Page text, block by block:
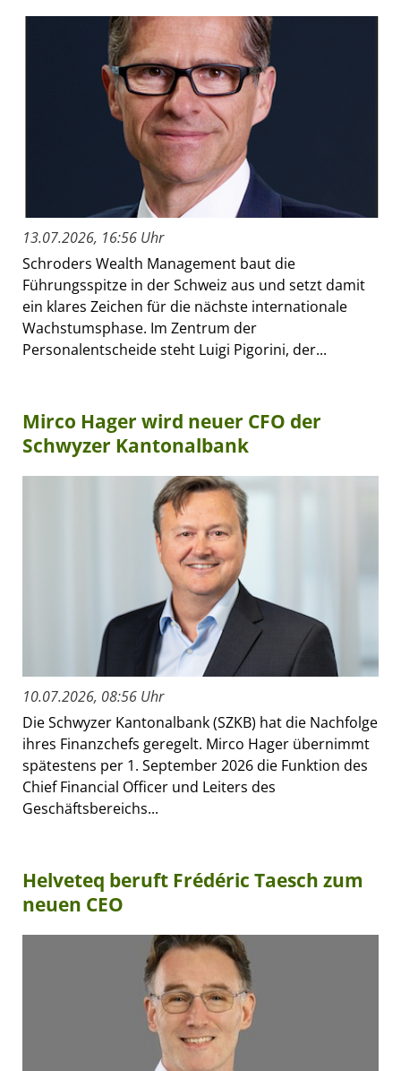
13.07.2026, 16:56 Uhr
Schroders Wealth Management baut die
Führungsspitze in der Schweiz aus und setzt damit
ein klares Zeichen für die nächste internationale
Wachstumsphase. Im Zentrum der
Personalentscheide steht Luigi Pigorini, der...
Mirco Hager wird neuer CFO der
Schwyzer Kantonalbank
10.07.2026, 08:56 Uhr
Die Schwyzer Kantonalbank (SZKB) hat die Nachfolge
ihres Finanzchefs geregelt. Mirco Hager übernimmt
spätestens per 1. September 2026 die Funktion des
Chief Financial Officer und Leiters des
Geschäftsbereichs...
Helveteq beruft Frédéric Taesch zum
neuen CEO